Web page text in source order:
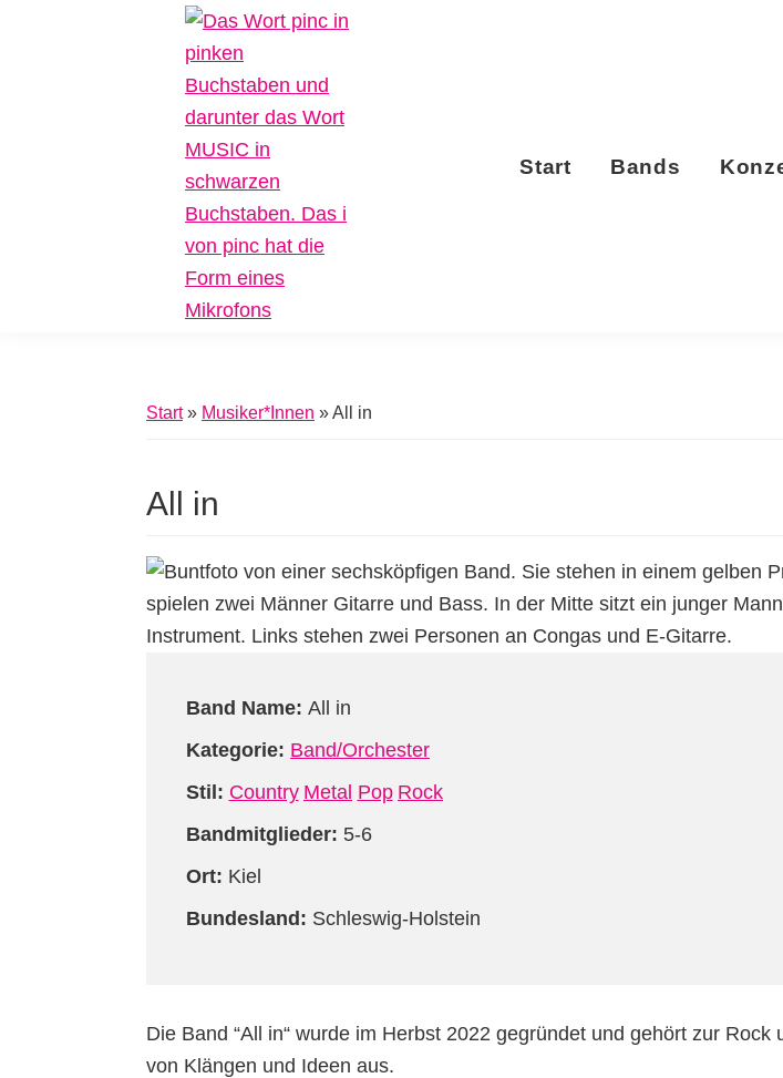
Inklusive
Start Bands
Start» Musiker*Innen »All in
All in
Band Name: All in
Kategorie: Band/Orchester
Stil: Country Metal Pop Rock
Bandmitglieder: 5-6
Ort: Kiel
Bundesland: Schleswig-Holstein
Die Band “All in“ wurde im Herbst 2022 gegründet und gehört zur
von Klängen und Ideen aus.